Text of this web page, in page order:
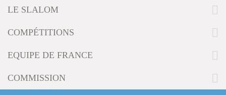
g
LE SLALOM
COMPÉTITIONS
EQUIPE DE FRANCE
COMMISSION